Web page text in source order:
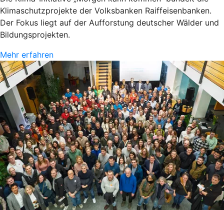
Klimaschutzprojekte der Volksbanken Raiffeisenbanken.
Der Fokus liegt auf der Aufforstung deutscher Wälder und
Bildungsprojekten.
Mehr erfahren